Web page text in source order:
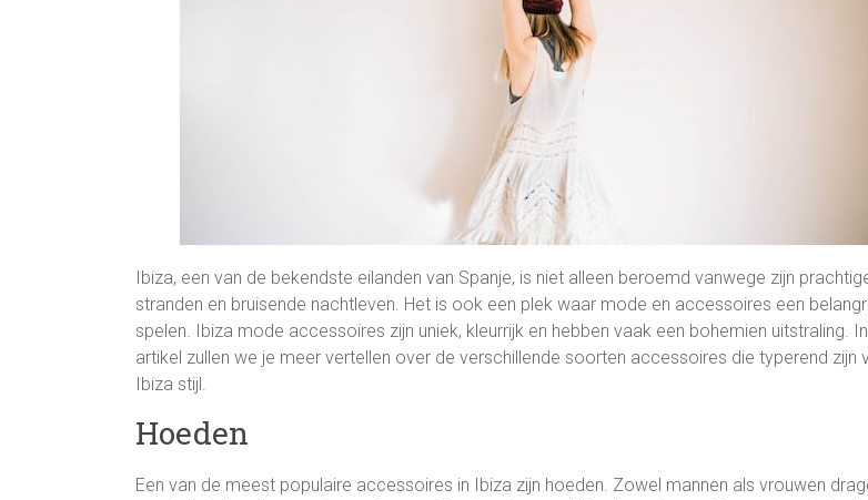
Ibiza, een van de bekendste eilanden van Spanje, is niet alleen beroemd vanwege zijn
stranden en bruisende nachtleven. Het is ook een plek waar mode en accessoires een
spelen. Ibiza mode accessoires zijn uniek, kleurrijk en hebben vaak een bohemien uitstraling.
artikel zullen we je meer vertellen over de verschillende soorten accessoires die typerend zijn
Ibiza stijl.
Hoeden
Een van de meest populaire accessoires in Ibiza zijn hoeden. Zowel mannen als vrouwen